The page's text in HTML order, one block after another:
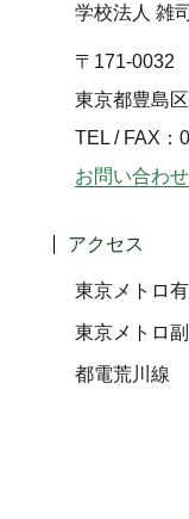
学校法人 雑
〒171-0032
東京都豊島
TEL / FAX：
お問い合わ
アクセス
東京メトロ
東京メトロ
都電荒川線